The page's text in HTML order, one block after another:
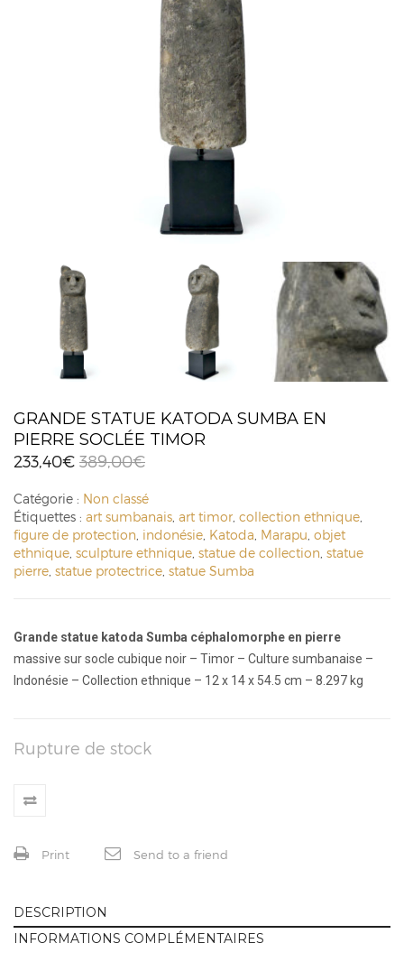
GRANDE STATUE KATODA SUMBA EN
PIERRE SOCLÉE TIMOR
389,00€
233,40€
Catégorie : Non classé
Étiquettes : art sumbanais art timor collection ethnique
figure de protection indonésie Katoda Marapu objet
ethnique sculpture ethnique statue de collection statue
pierre statue protectrice statue Sumba
Grande statue katoda Sumba céphalomorphe en pierre
massive sur socle cubique noir – Timor – Culture sumbanaise –
Indonésie – Collection ethnique – 12 x 14 x 54.5 cm – 8.297 kg
Rupture de stock
Print Send to a friend
DESCRIPTION
INFORMATIONS COMPLÉMENTAIRES